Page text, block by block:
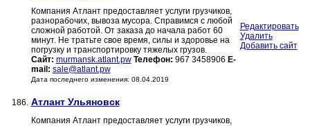
Компания Атлант предоставляет услуги грузчиков,
разнорабочих, вывоза мусора. Справимся с любой
сложной работой. От заказа до начала работ 60
минут. Не тратьте свое время, силы и здоровье на
погрузку и транспортировку тяжелых грузов.
Сайт: murmansk.atlant.pw Телефон: 967 3458906 E-
mail: sale@atlant.pw
Дата последнего изменения: 08.04.2019
Редактировать
Удалить
Добавить сайт
186. Атлант Ульяновск
Компания Атлант предоставляет услуги грузчиков,